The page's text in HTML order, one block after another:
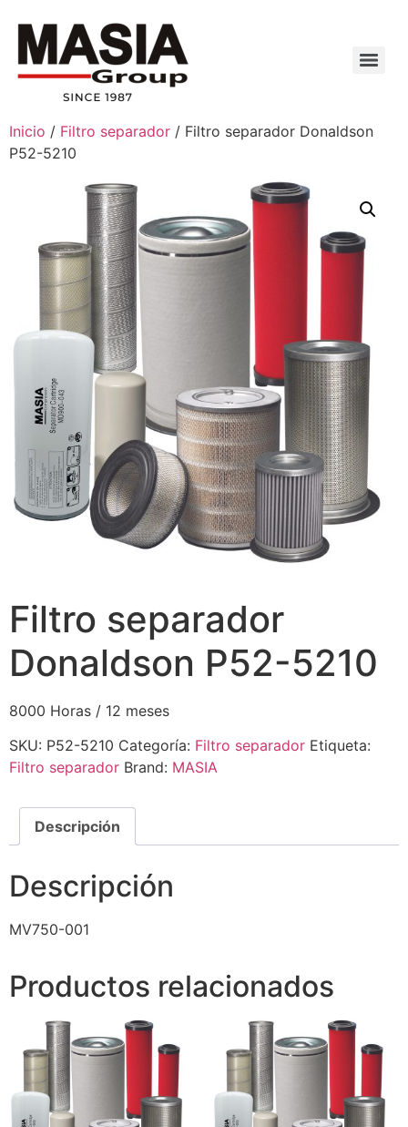
Inicio / Filtro separador / Filtro separador Donaldson
P52-5210
Filtro separador
Donaldson P52-5210
8000 Horas / 12 meses
SKU: P52-5210 Categoría: Filtro separador Etiqueta:
Filtro separador Brand: MASIA
Descripción
Descripción
MV750-001
Productos relacionados